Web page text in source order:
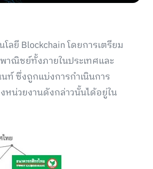
ลยี Blockchain โดยการเตรียม
พาณิชย์ทั้งภายในประเทศและ
ท์ ซึ่งถูกแบ่งการกำเนินการ
น่วยงานดังกล่าวนั้นได้อยู่ใน